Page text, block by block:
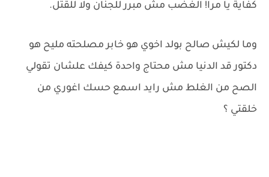
كفاية يا مرا! الغضب مش مبرر للجنان ولا للقتل.
وما لكيش صالح بولد اخوي هو خابر مصلحته مليح هو
دكتور قد الدنيا مش محتاج واحدة كيفك علشان تقولي
الصح من الغلط مش رايد اسمع حسك اغوري من
خلقتي ؟